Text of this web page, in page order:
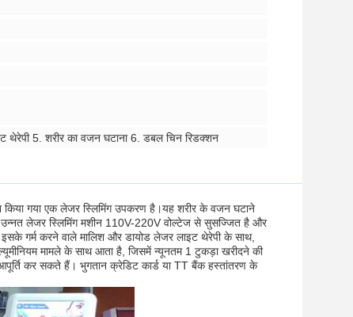
थेरेपी 5. शरीर का वजन घटाना 6. डबल चिन रिडक्शन
गया एक लेजर स्लिमिंग उपकरण है।यह शरीर के वजन घटाने
उन्नत लेजर स्लिमिंग मशीन 110V-220V वोल्टेज से सुसज्जित है और
गर्म करने वाले मालिश और डायोड लेजर लाइट थेरेपी के साथ,
मामले के साथ आता है, जिसमें न्यूनतम 1 टुकड़ा खरीदने की
कर सकते हैं। भुगतान क्रेडिट कार्ड या TT बैंक हस्तांतरण के